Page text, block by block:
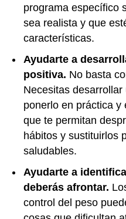
programa específico
sea realista y que
características.
Ayudarte a
positiva. No basta
Necesitas
ponerlo en práctica y
que te permitan
hábitos y sustituirlos
saludables.
Ayudarte a
deberás afrontar.
control del peso